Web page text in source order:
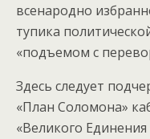
всенародно
тупика
«подъемом с
Здесь следует
«План Соломона»
«Великого